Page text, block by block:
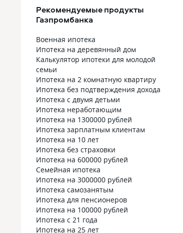
застройщика. Ставка на весь период
выплат такой и останется, чему мы
очень рады.
Рекомендуемые продукты
Газпромбанка
Военная ипотека
Ипотека на деревянный дом
Калькулятор ипотеки для молодой
семьи
Ипотека на 2 комнатную квартиру
Ипотека без подтверждения дохода
Ипотека с двумя детьми
Ипотека неработающим
Ипотека на 1300000 рублей
Ипотека зарплатным клиентам
Ипотека на 10 лет
Ипотека без страховки
Ипотека на 600000 рублей
Семейная ипотека
Ипотека на 3000000 рублей
Ипотека самозанятым
Ипотека для пенсионеров
Ипотека на 100000 рублей
Ипотека с 21 года
Ипотека на 25 лет